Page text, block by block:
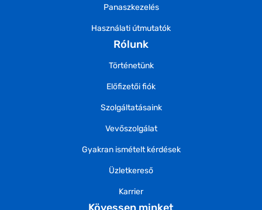
Panaszkezelés
Használati útmutatók
Rólunk
Történetünk
Előfizetői fiók
Szolgáltatásaink
Vevőszolgálat
Gyakran ismételt kérdések
Üzletkereső
Karrier